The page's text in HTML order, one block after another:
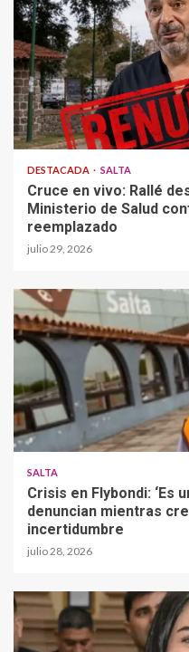
DESTACADA SALTA
Cruce en vivo: Rallé
Ministerio de Salud
reemplazado
julio 29, 2026
SALTA
Crisis en Flybondi: ‘Es
denuncian mientras
incertidumbre
julio 28, 2026